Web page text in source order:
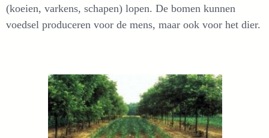
(koeien, varkens, schapen) lopen. De bomen kunnen
voedsel produceren voor de mens, maar ook voor het dier.